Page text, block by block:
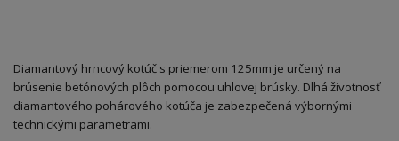
Diamantový hrncový kotúč s priemerom 125mm je určený na
brúsenie betónových plôch pomocou uhlovej brúsky. Dlhá životnosť
diamantového pohárového kotúča je zabezpečená výbornými
technickými parametrami.